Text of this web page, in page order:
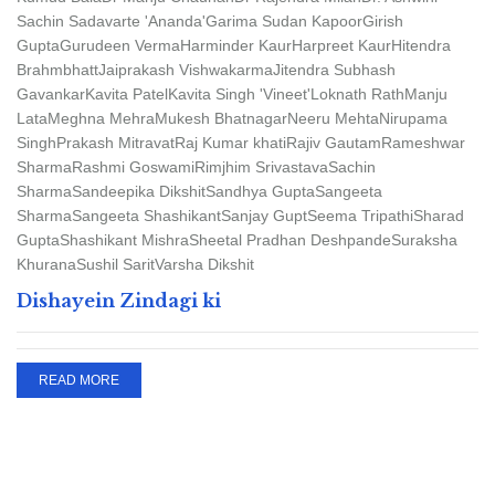
Sachin Sadavarte 'Ananda'Garima Sudan KapoorGirish
GuptaGurudeen VermaHarminder KaurHarpreet KaurHitendra
BrahmbhattJaiprakash VishwakarmaJitendra Subhash
GavankarKavita PatelKavita Singh 'Vineet'Loknath RathManju
LataMeghna MehraMukesh BhatnagarNeeru MehtaNirupama
SinghPrakash MitravatRaj Kumar khatiRajiv GautamRameshwar
SharmaRashmi GoswamiRimjhim SrivastavaSachin
SharmaSandeepika DikshitSandhya GuptaSangeeta
SharmaSangeeta ShashikantSanjay GuptSeema TripathiSharad
GuptaShashikant MishraSheetal Pradhan DeshpandeSuraksha
KhuranaSushil SaritVarsha Dikshit
Dishayein Zindagi ki
READ MORE